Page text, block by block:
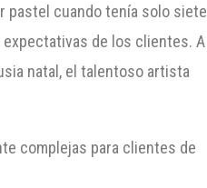
pastel cuando tenía solo siete
de los clientes. A
natal, el talentoso artista
complejas para clientes de